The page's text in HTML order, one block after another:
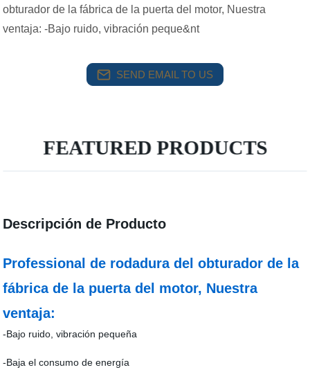
obturador de la fábrica de la puerta del motor, Nuestra
ventaja: -Bajo ruido, vibración peque&nt
SEND EMAIL TO US
FEATURED PRODUCTS
Descripción de Producto
Professional de rodadura del obturador de la
fábrica de la puerta del motor, Nuestra
ventaja:
-Bajo ruido, vibración pequeña
-Baja el consumo de energía